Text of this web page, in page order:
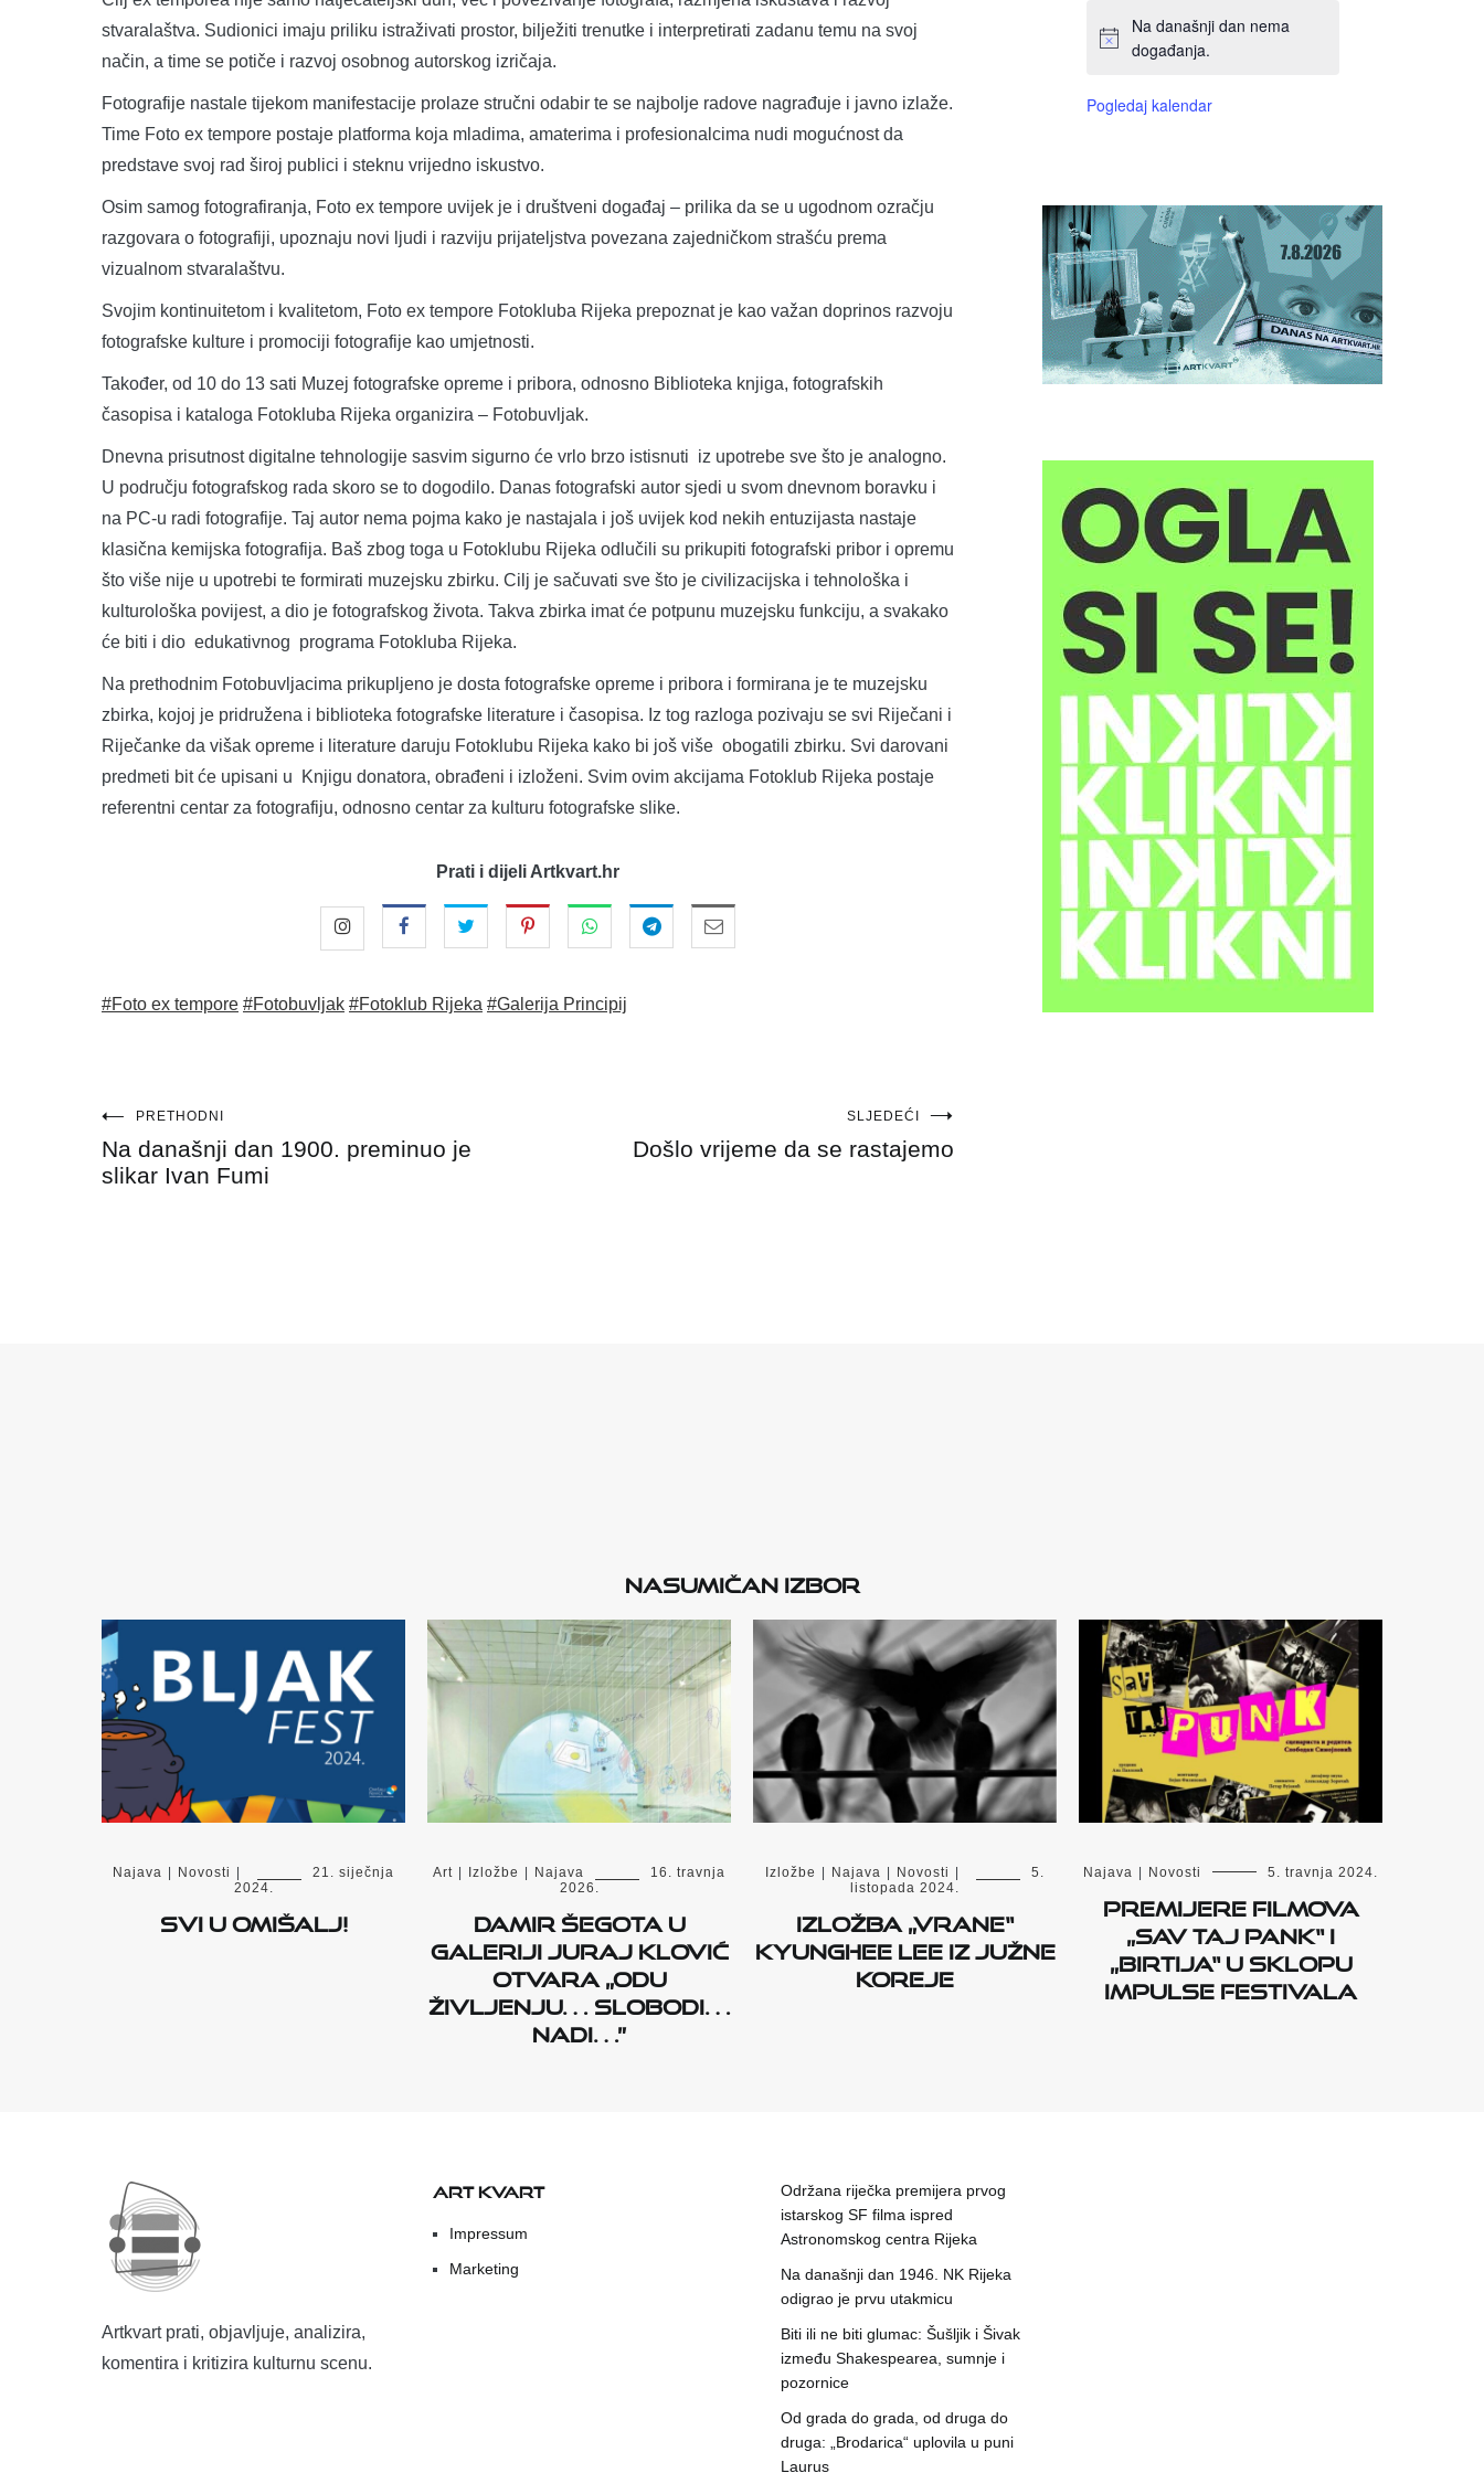
stvaralaštva. Sudionici imaju priliku istraživati prostor, bilježiti trenutke i interpretirati zadanu temu na svoj
način, a time se potiče i razvoj osobnog autorskog izričaja.
Fotografije nastale tijekom manifestacije prolaze stručni odabir te se najbolje radove nagrađuje i javno izlaže.
Time Foto ex tempore postaje platforma koja mladima, amaterima i profesionalcima nudi mogućnost da
predstave svoj rad široj publici i steknu vrijedno iskustvo.
Osim samog fotografiranja, Foto ex tempore uvijek je i društveni događaj – prilika da se u ugodnom ozračju
razgovara o fotografiji, upoznaju novi ljudi i razviju prijateljstva povezana zajedničkom strašću prema
vizualnom stvaralaštvu.
Svojim kontinuitetom i kvalitetom, Foto ex tempore Fotokluba Rijeka prepoznat je kao važan doprinos razvoju
fotografske kulture i promociji fotografije kao umjetnosti.
Također, od 10 do 13 sati Muzej fotografske opreme i pribora, odnosno Biblioteka knjiga, fotografskih
časopisa i kataloga Fotokluba Rijeka organizira – Fotobuvljak.
Dnevna prisutnost digitalne tehnologije sasvim sigurno će vrlo brzo istisnuti iz upotrebe sve što je analogno.
U području fotografskog rada skoro se to dogodilo. Danas fotografski autor sjedi u svom dnevnom boravku i
na PC-u radi fotografije. Taj autor nema pojma kako je nastajala i još uvijek kod nekih entuzijasta nastaje
klasična kemijska fotografija. Baš zbog toga u Fotoklubu Rijeka odlučili su prikupiti fotografski pribor i opremu
što više nije u upotrebi te formirati muzejsku zbirku. Cilj je sačuvati sve što je civilizacijska i tehnološka i
kulturološka povijest, a dio je fotografskog života. Takva zbirka imat će potpunu muzejsku funkciju, a svakako
će biti i dio edukativnog programa Fotokluba Rijeka.
Na prethodnim Fotobuvljacima prikupljeno je dosta fotografske opreme i pribora i formirana je te muzejsku
zbirka, kojoj je pridružena i biblioteka fotografske literature i časopisa. Iz tog razloga pozivaju se svi Riječani i
Riječanke da višak opreme i literature daruju Fotoklubu Rijeka kako bi još više obogatili zbirku. Svi darovani
predmeti bit će upisani u Knjigu donatora, obrađeni i izloženi. Svim ovim akcijama Fotoklub Rijeka postaje
referentni centar za fotografiju, odnosno centar za kulturu fotografske slike.
Prati i dijeli Artkvart.hr
#Foto ex tempore #Fotobuvljak #Fotoklub Rijeka #Galerija Principij
Navigacija
objava
PRETHODNI
Na današnji dan 1900. preminuo je
slikar Ivan Fumi
SLJEDEĆI
Došlo vrijeme da se rastajemo
Na današnji dan nema
događanja.
Pogledaj kalendar
Nasumičan izbor
Najava | Novosti |
21. siječnja
2024.
Svi u Omišalj!
Art | Izložbe | Najava
16. travnja
2026.
Damir Šegota u
Galeriji Juraj Klović
otvara „Odu
življenju… slobodi…
nadi…”
Izložbe | Najava | Novosti |
5.
listopada 2024.
Izložba „Vrane“
Kyunghee Lee iz Južne
Koreje
Najava | Novosti 5. travnja 2024.
Premijere filmova
„Sav taj pank“ i
„Birtija“ u sklopu
Impulse Festivala
Artkvart prati, objavljuje, analizira,
komentira i kritizira kulturnu scenu.
ART KVART
Impressum
Marketing
Održana riječka premijera prvog
istarskog SF filma ispred
Astronomskog centra Rijeka
Na današnji dan 1946. NK Rijeka
odigrao je prvu utakmicu
Biti ili ne biti glumac: Šušljik i Šivak
između Shakespearea, sumnje i
pozornice
Od grada do grada, od druga do
druga: „Brodarica“ uplovila u puni
Laurus